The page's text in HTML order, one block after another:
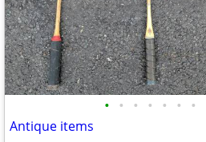
• • • • • • •
Antique items